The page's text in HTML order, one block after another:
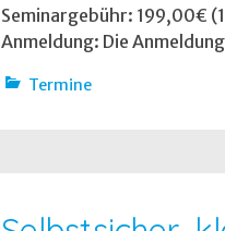
Seminargebühr: 199,00€
Anmeldung: Die
Termine